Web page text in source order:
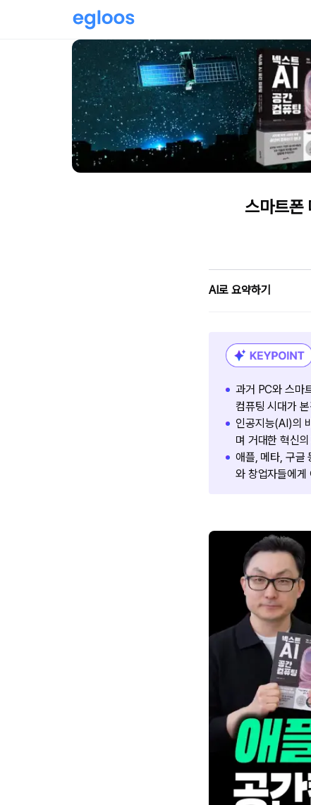
스마트폰
AI로 요약하기
과거 PC와 스마
컴퓨팅 시대가
인공지능(AI)의
며 거대한 혁신
애플, 메타, 구글
와 창업자들에게